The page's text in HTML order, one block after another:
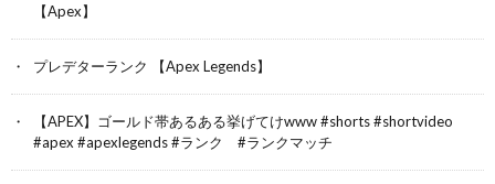
【Apex】
プレデターランク 【Apex Legends】
【APEX】ゴールド帯あるある挙げてけwww #shorts #shortvideo
#apex #apexlegends #ランク #ランクマッチ